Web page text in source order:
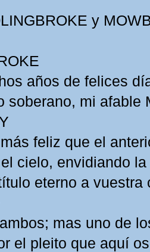
y
años de felices
soberano, mi afable
feliz que el
cielo, envidiando
eterno a vuestra
mas uno de
el pleito que aquí